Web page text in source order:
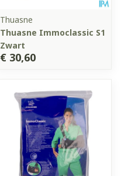
Thuasne
Thuasne Immoclassic S1
Zwart
€ 30,60